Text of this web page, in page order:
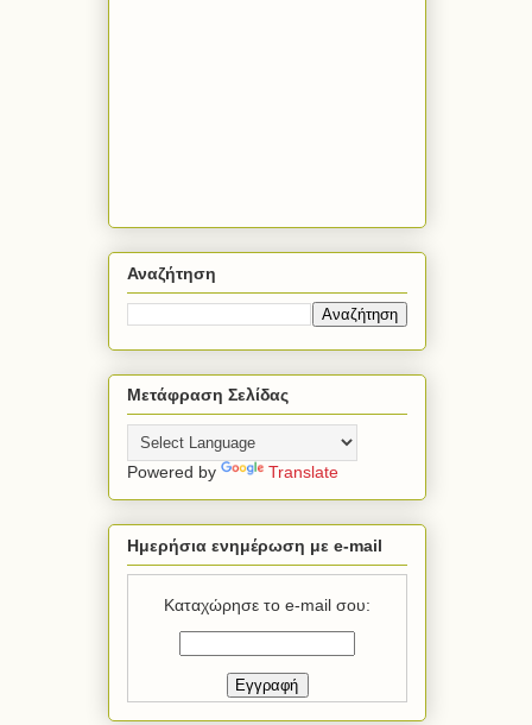
Αναζήτηση
Μετάφραση Σελίδας
Powered by Translate
Ημερήσια ενημέρωση με e-mail
Καταχώρησε το e-mail σου: